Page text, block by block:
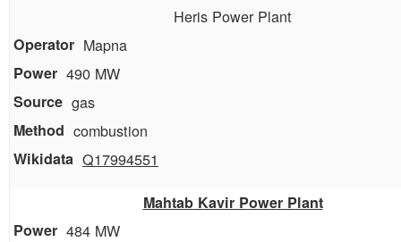
Heris Power Plant
Mapna
490 MW
gas
combustion
Q17994551
Mahtab Kavir Power Plant
484 MW